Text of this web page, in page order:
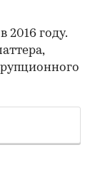
году.